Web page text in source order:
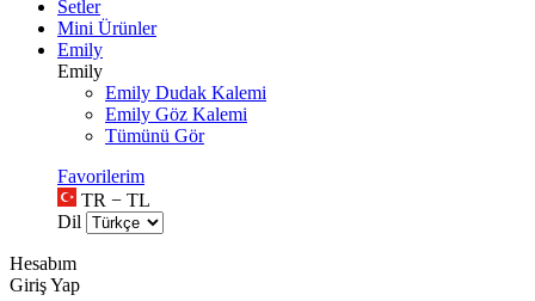
Setler
Mini Ürünler
Emily
Emily
Emily Dudak Kalemi
Emily Göz Kalemi
Tümünü Gör
Favorilerim
TR − TL
Dil
Hesabım
Giriş Yap